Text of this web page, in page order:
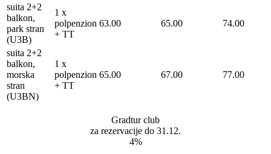
suita 2+2
balkon,
park stran
(U3B)
1 x
polpenzion
+ TT
63.00 65.00 74.00
suita 2+2
balkon,
morska
stran
(U3BN)
1 x
polpenzion
+ TT
65.00 67.00 77.00
Gradtur club
za rezervacije do 31.12.
4%